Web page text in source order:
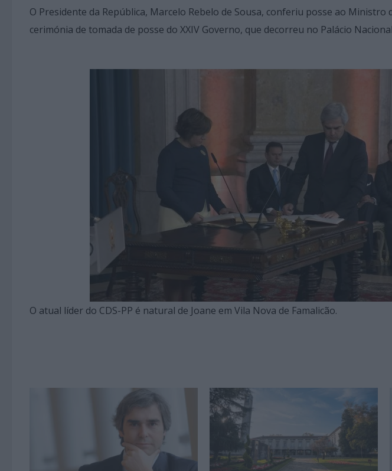
O Presidente da República, Marcelo Rebelo de Sousa, conferiu posse ao
cerimónia de tomada de posse do XXIV Governo, que decorreu no Palácio
O atual líder do CDS-PP é natural de Joane em Vila Nova de Famalicão.